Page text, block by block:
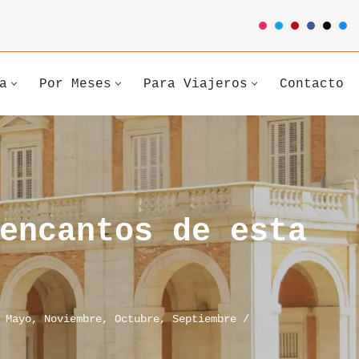
Por Meses Para Viajeros Contacto
de esta
Mayo,Noviembre, Octubre,Septiembre